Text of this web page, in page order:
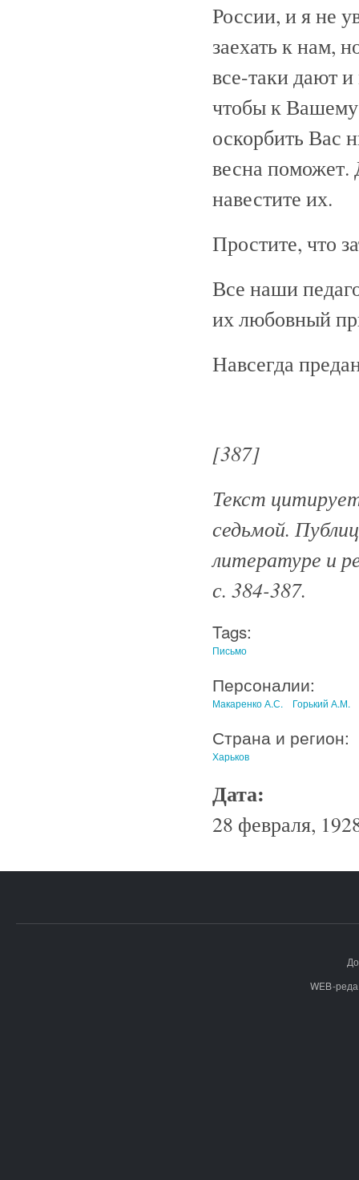
России, и я не
заехать к нам,
все-таки дают
чтобы к Вашему
оскорбить Вас
весна
навестите их.
Простите, что
Все наши
их любовный
Навсегда
[387]
Текст
седьмой.
литературе и
с. 384-387.
Tags:
Письмо
Персоналии:
Макаренко А.С. Горький А.М.
Страна и регион:
Харьков
Дата:
28 февраля,
WEB-